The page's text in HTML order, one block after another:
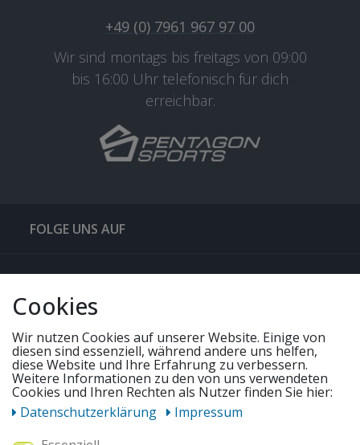
+49 (0) 7961 967 97 00
Wir sind montags bis freitags von 09:00
bis 16:00 Uhr telefonisch für dich
erreichbar.
FOLGE UNS AUF
QUICKLINKS & TIPPS
UNSERE ANGEBOTE
Cookies
Wir nutzen Cookies auf unserer Website. Einige von
diesen sind essenziell, während andere uns helfen,
diese Website und Ihre Erfahrung zu verbessern.
Weitere Informationen zu den von uns verwendeten
Cookies und Ihren Rechten als Nutzer finden Sie hier:
Daten­schutz­erklärung
Impressum